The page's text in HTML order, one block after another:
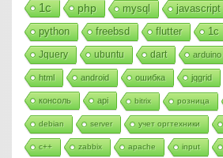
1с php mysql javascript
python freebsd flutter 1c
Jquery ubuntu dart arduino
html android ошибка jqgrid
консоль api bitrix розница
debian server учет оргтехники
c++ zabbix apache input